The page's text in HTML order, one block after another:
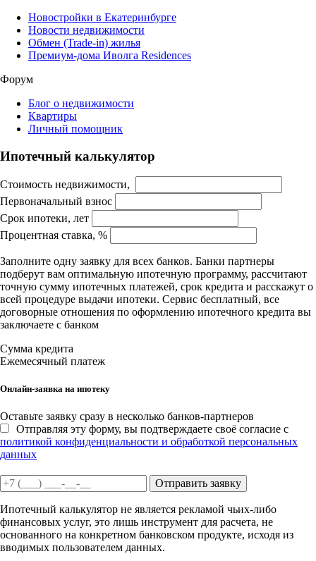
Новостройки в Екатеринбурге
Новости недвижимости
Обмен (Trade-in) жилья
Премиум-дома Иволга Residences
Форум
Блог о недвижимости
Квартиры
Личный помощник
Ипотечный калькулятор
Стоимость недвижимости,
Первоначальный взнос
Срок ипотеки, лет
Процентная ставка, %
Заполните одну заявку для всех банков. Банки партнеры
подберут вам оптимальную ипотечную программу, рассчитают
точную сумму ипотечных платежей, срок кредита и расскажут о
всей процедуре выдачи ипотеки. Сервис бесплатный, все
договорные отношения по оформлению ипотечного кредита вы
заключаете с банком
Сумма кредита
Ежемесячный платеж
Онлайн-заявка на ипотеку
Оставьте заявку сразу в несколько банков-партнеров
Отправляя эту форму, вы подтверждаете своё согласие с
политикой конфиденциальности и обработкой персональных
данных
Отправить заявку
Ипотечный калькулятор не является рекламой чьих-либо
финансовых услуг, это лишь инструмент для расчета, не
основанного на конкретном банковском продукте, исходя из
вводимых пользователем данных.